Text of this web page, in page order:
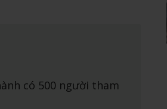
có 500 người tham